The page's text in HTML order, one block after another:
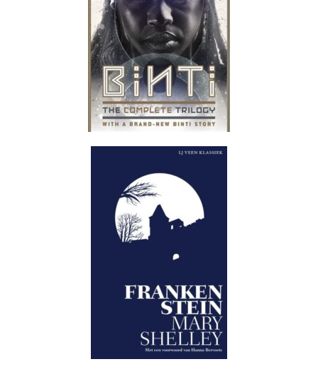
Team Savannah
Uncategorized
Vacatures
Login
Vermeldingen feed
WordPress.org